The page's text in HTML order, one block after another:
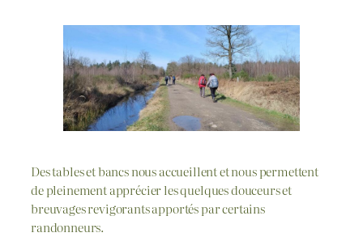
Des tables et bancs nous accueillent et nous permettent
de pleinement apprécier les quelques douceurs et
breuvages revigorants apportés par certains
randonneurs.